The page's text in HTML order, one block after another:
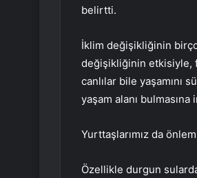
belirtti.
İklim değişikliğinin
değişikliğinin etkisiyle,
canlılar bile yaşamını
yaşam alanı bulmasına
Yurttaşlarımız da önlem
Özellikle durgun